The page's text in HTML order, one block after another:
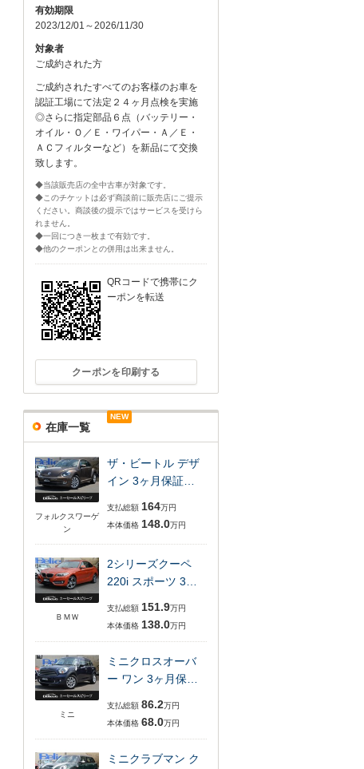
有効期限
2023/12/01～2026/11/30
対象者
ご成約された方
ご成約されたすべてのお客様のお車を
認証工場にて法定２４ヶ月点検を実施
◎さらに指定部品６点（バッテリー・
オイル・Ｏ／Ｅ・ワイパー・Ａ／Ｅ・
ＡＣフィルターなど）を新品にて交換
致します。
◆当該販売店の全中古車が対象です。
◆このチケットは必ず商談前に販売店にご提示
ください。商談後の提示ではサービスを受けら
れません。
◆一回につき一枚まで有効です。
◆他のクーポンとの併用は出来ません。
QRコードで携帯にク
ーポンを転送
クーポンを印刷する
在庫一覧
フォルクスワーゲ
ン
NEW
ザ・ビートル デザ
イン 3ヶ月保証…
支払総額 164万円
本体価格 148.0万円
ＢＭＷ
2シリーズクーペ
220i スポーツ 3…
支払総額 151.9万円
本体価格 138.0万円
ミニ
ミニクロスオーバ
ー ワン 3ヶ月保…
支払総額 86.2万円
本体価格 68.0万円
ミニクラブマン ク